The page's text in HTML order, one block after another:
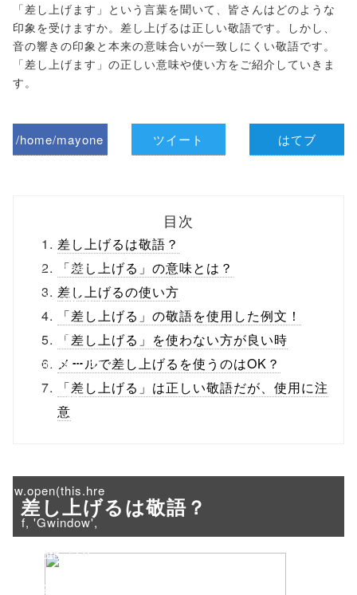
「差し上げます」という言葉を聞いて、皆さんはどのような
印象を受けますか。差し上げるは正しい敬語です。しかし、
音の響きの印象と本来の意味合いが一致しにくい敬語です。
「差し上げます」の正しい意味や使い方をご紹介していきま
す。
/home/mayone
ml/wp-
content/themes
/tapbiz_theme/
parts/sns-
buttons.php on
line10
/1009816"
w.open(this.hre
f, 'Gwindow',
'width=550,
height=450,
ツイート はてブ
目次
差し上げるは敬語？
「差し上げる」の意味とは？
差し上げるの使い方
「差し上げる」の敬語を使用した例文！
「差し上げる」を使わない方が良い時
メールで差し上げるを使うのはOK？
「差し上げる」は正しい敬語だが、使用に注
意
差し上げるは敬語？